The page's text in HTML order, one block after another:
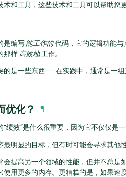
术和工具，这些技术和工具可以帮助您
是编写 能工作的代码，它的逻辑功能与
那样 高效地工作。
的是一些东西——在实践中，通常是一
优化？ ¶
绩效”是什么很重要，因为它不仅仅是一
最明显的目标，但有时可能会寻求其他
会提高另一个领域的性能，但并不总
使用更多的内存。更糟糕的是，如果